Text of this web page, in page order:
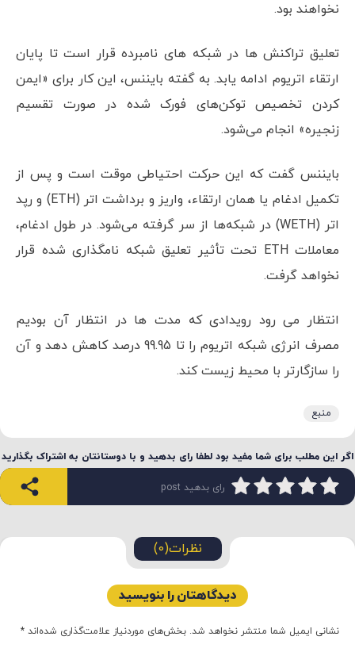
نخواهند بود.
تعلیق تراکنش ها در شبکه های نامبرده قرار است تا پایان
ارتقاء اتریوم ادامه یابد. به گفته بایننس، این کار برای «ایمن
کردن تخصیص توکن‌های فورک شده در صورت تقسیم
زنجیره» انجام می‌شود.
بایننس گفت که این حرکت احتیاطی موقت است و پس از
تکمیل ادغام یا همان ارتقاء، واریز و برداشت اتر (ETH) و رپد
اتر (WETH) در شبکه‌ها از سر گرفته می‌شود. در طول ادغام،
معاملات ETH تحت تأثیر تعلیق شبکه نامگذاری شده قرار
نخواهد گرفت.
انتظار می رود رویدادی که مدت ها در انتظار آن بودیم
مصرف انرژی شبکه اتریوم را تا 99.95 درصد کاهش دهد و آن
را سازگارتر با محیط زیست کند.
منبع
اگر این مطلب برای شما مفید بود لطفا رای بدهید و با دوستانتان به اشتراک بگذارید
رای بدهید post
نظرات(0)
دیدگاهتان را بنویسید
نشانی ایمیل شما منتشر نخواهد شد. بخش‌های موردنیاز علامت‌گذاری شده‌اند *